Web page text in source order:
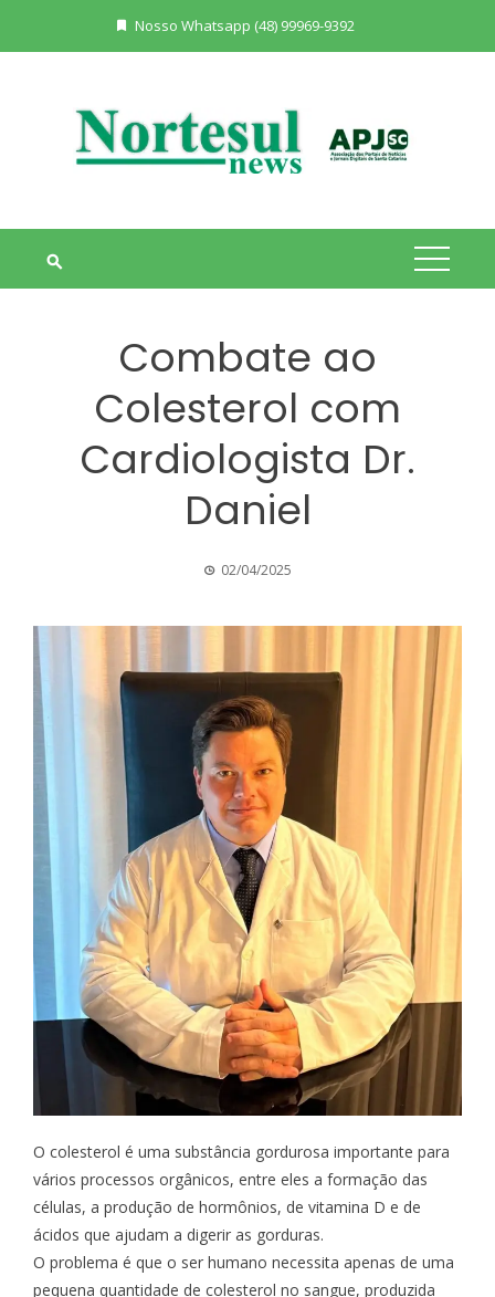
Nosso Whatsapp (48) 99969-9392
Combate ao
Colesterol com
Cardiologista Dr.
Daniel
02/04/2025
O colesterol é uma substância gordurosa importante para
vários processos orgânicos, entre eles a formação das
células, a produção de hormônios, de vitamina D e de
ácidos que ajudam a digerir as gorduras.
O problema é que o ser humano necessita apenas de uma
pequena quantidade de colesterol no sangue, produzida